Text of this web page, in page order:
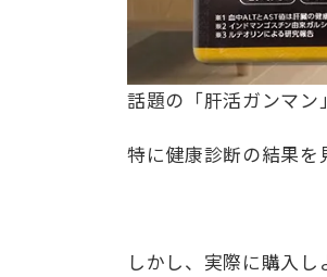
話題の「肝活ガンマン
特に健康診断の結果
しかし、実際に購入